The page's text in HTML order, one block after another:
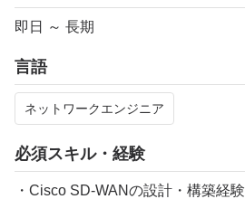
即日 ～ 長期
言語
ネットワークエンジニア
必須スキル・経験
・Cisco SD-WANの設計・構築経験